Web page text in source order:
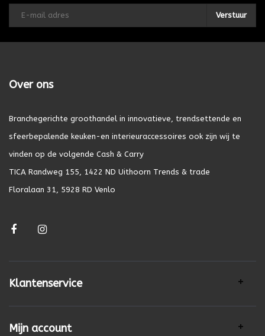
Verstuur
Over ons
Branchegerichte groothandel in innovatieve, trendsettende en
sfeerbepalende keuken-en interieuraccessoires ook zijn wij te
vinden op de volgende Cash & Carry
TICA Randweg 155, 1422 ND Uithoorn Trends & trade
Floralaan 31, 5928 RD Venlo
Klantenservice
Mijn account